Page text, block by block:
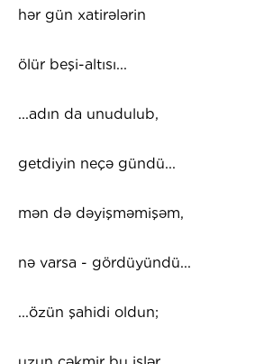
hər gün xatirələrin
ölür beşi-altısı...
...adın da unudulub,
getdiyin neçə gündü...
mən də dəyişməmişəm,
nə varsa - gördüyündü...
...özün şahidi oldun;